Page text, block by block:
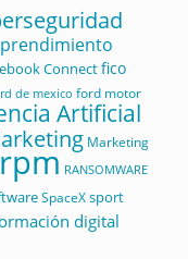
Connectfico
de mexico ford motor
Artificial
Marketing
RANSOMWARE
SpaceXsport
digital